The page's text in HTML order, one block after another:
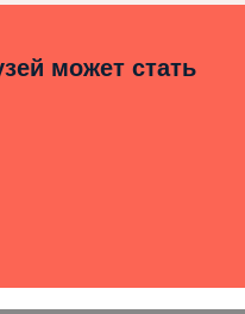
может стать